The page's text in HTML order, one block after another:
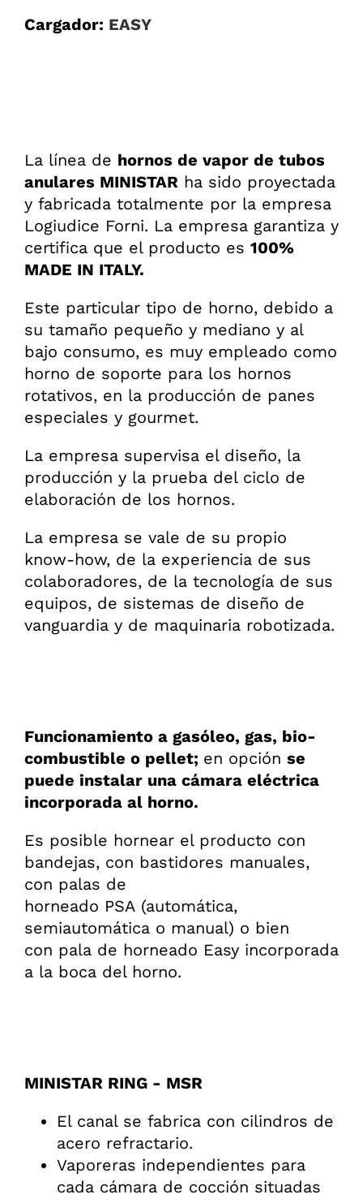
Cargador: EASY
La línea de hornos de vapor de tubos
anulares MINISTARha sido proyectada
y fabricada totalmente por la empresa
Logiudice Forni. La empresa garantiza y
certifica que el producto es 100%
MADE IN ITALY.
Este particular tipo de horno, debido a
su tamaño pequeño y mediano y al
bajo consumo, es muy empleado como
horno de soporte para los hornos
rotativos, en la producción de panes
especiales y gourmet.
La empresa supervisa el diseño, la
producción y la prueba del ciclo de
elaboración de los hornos.
La empresa se vale de su propio
know-how, de la experiencia de sus
colaboradores, de la tecnología de sus
equipos, de sistemas de diseño de
vanguardia y de maquinaria robotizada.
Funcionamiento a gasóleo, gas, bio-
combustible o pellet; en opción se
puede instalar una cámara eléctrica
incorporada al horno.
Es posible hornear el producto con
bandejas, con bastidores manuales,
con palas de
horneado PSA (automática,
semiautomática o manual) o bien
con pala de horneado Easy incorporada
a la boca del horno.
MINISTAR RING - MSR
El canal se fabrica con cilindros de
acero refractario.
Vaporeras independientes para
cada cámara de cocción situadas